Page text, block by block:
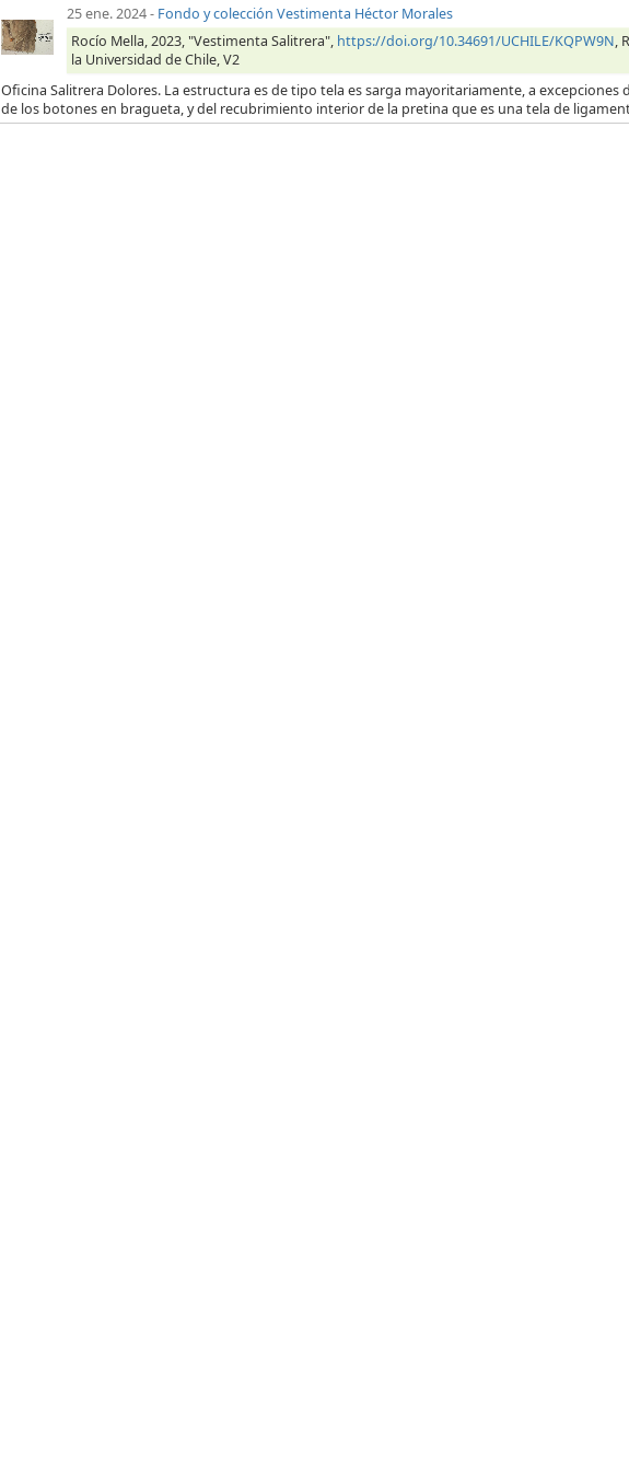
25 ene. 2024- Fondo y colección Vestimenta Héctor Morales
Rocío Mella, 2023, "Vestimenta Salitrera", https://doi.org/10.34691/UCHILE/KQPW9N,
la Universidad de Chile, V2
Oficina Salitrera Dolores. La estructura es de tipo tela es sarga mayoritariamente, a excepciones
de los botones en bragueta, y del recubrimiento interior de la pretina que es una tela de